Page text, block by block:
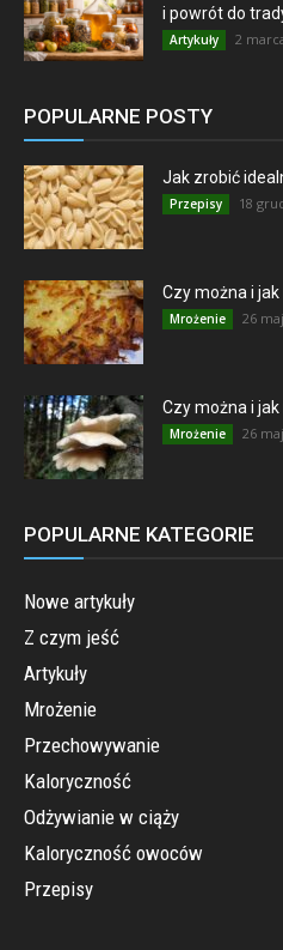
i powrót do
Artykuły 2
POPULARNE POSTY
Jak zrobić
Przepisy 18
Czy można i
Mrożenie 26
Czy można i
Mrożenie 26
POPULARNE KATEGORIE
Nowe artykuły
Z czym jeść
Artykuły
Mrożenie
Przechowywanie
Kaloryczność
Odżywianie w ciąży
Kaloryczność owoców
Przepisy